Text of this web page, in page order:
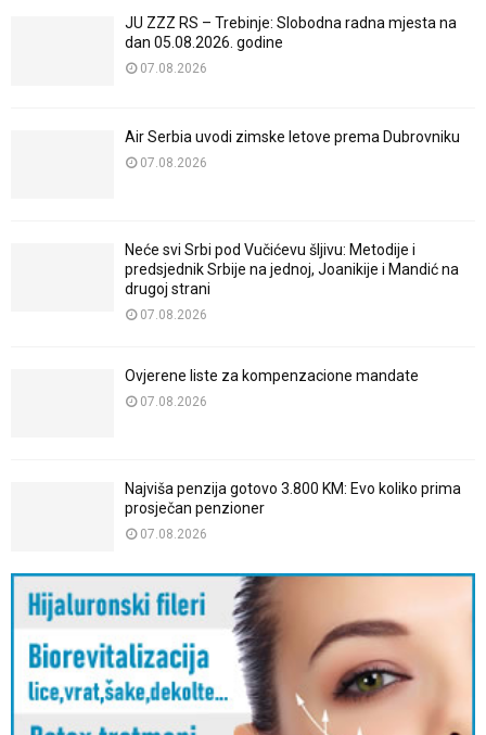
JU ZZZ RS – Trebinje: Slobodna radna mjesta na
dan 05.08.2026. godine
07.08.2026
Air Serbia uvodi zimske letove prema Dubrovniku
07.08.2026
Neće svi Srbi pod Vučićevu šljivu: Metodije i
predsjednik Srbije na jednoj, Joanikije i Mandić na
drugoj strani
07.08.2026
Ovjerene liste za kompenzacione mandate
07.08.2026
Najviša penzija gotovo 3.800 KM: Evo koliko prima
prosječan penzioner
07.08.2026